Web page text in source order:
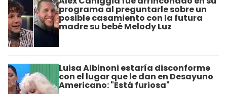
programa al preguntarle sobre un
posible casamiento con la futura
madre su bebé Melody Luz
Luisa Albinoni estaría disconforme
con el lugar que le dan en Desayuno
Americano: "Está furiosa"